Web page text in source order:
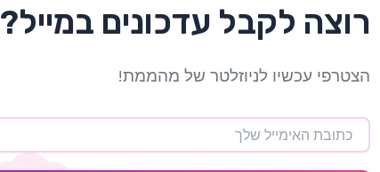
רוצה לקבל עדכונים במייל?
הצטרפי עכשיו לניוזלטר של מהממת!